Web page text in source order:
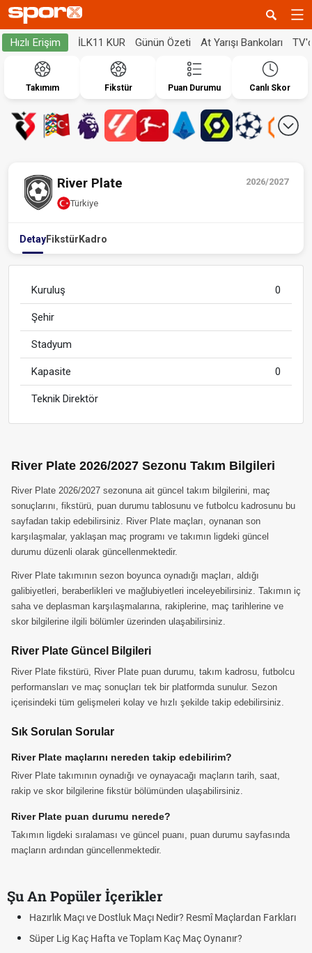
Hızlı Erişim İLK11 KUR Günün Özeti At Yarışı Bankoları
Takımım Fikstür Puan Durumu Canlı Skor
2026/2027
River Plate
Türkiye
DetayFikstür Kadro
Kuruluş 0
Şehir
Stadyum
Kapasite 0
Teknik Direktör
River Plate 2026/2027 Sezonu Takım Bilgileri
River Plate 2026/2027 sezonuna ait güncel takım bilgilerini, maç
sonuçlarını, fikstürü, puan durumu tablosunu ve futbolcu kadrosunu bu
sayfadan takip edebilirsiniz. River Plate maçları, oynanan son
karşılaşmalar, yaklaşan maç programı ve takımın ligdeki güncel
durumu düzenli olarak güncellenmektedir.
River Plate takımının sezon boyunca oynadığı maçları, aldığı
galibiyetleri, beraberlikleri ve mağlubiyetleri inceleyebilirsiniz. Takımın iç
saha ve deplasman karşılaşmalarına, rakiplerine, maç tarihlerine ve
skor bilgilerine ilgili bölümler üzerinden ulaşabilirsiniz.
River Plate Güncel Bilgileri
River Plate fikstürü, River Plate puan durumu, takım kadrosu, futbolcu
performansları ve maç sonuçları tek bir platformda sunulur. Sezon
içerisindeki tüm gelişmeleri kolay ve hızlı şekilde takip edebilirsiniz.
Sık Sorulan Sorular
River Plate maçlarını nereden takip edebilirim?
River Plate takımının oynadığı ve oynayacağı maçların tarih, saat,
rakip ve skor bilgilerine fikstür bölümünden ulaşabilirsiniz.
River Plate puan durumu nerede?
Takımın ligdeki sıralaması ve güncel puanı, puan durumu sayfasında
maçların ardından güncellenmektedir.
Şu An Popüler İçerikler
Hazırlık Maçı ve Dostluk Maçı Nedir? Resmî Maçlardan Farkları
Süper Lig Kaç Hafta ve Toplam Kaç Maç Oynanır?